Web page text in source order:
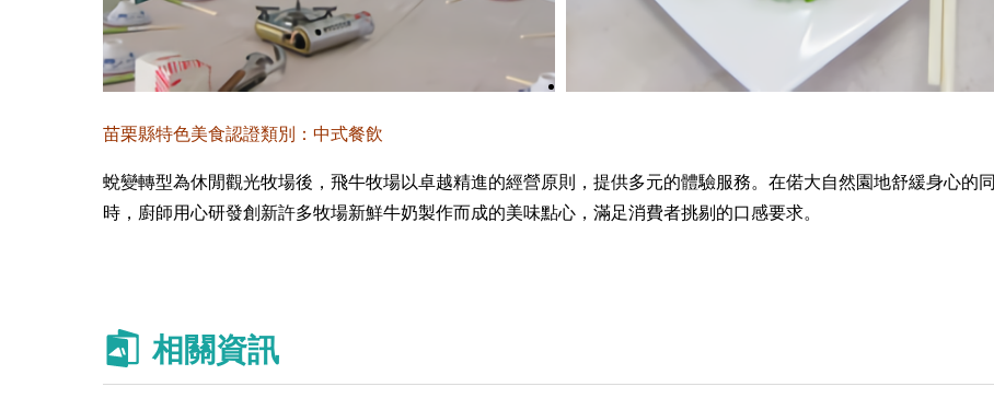
苗栗縣特色美食認證類別：中式餐飲
蛻變轉型為休閒觀光牧場後，飛牛牧場以卓越精進的經營原則，提供多元的體驗服務。在偌大自然園地舒緩身心的同
時，廚師用心研發創新許多牧場新鮮牛奶製作而成的美味點心，滿足消費者挑剔的口感要求。
相關資訊